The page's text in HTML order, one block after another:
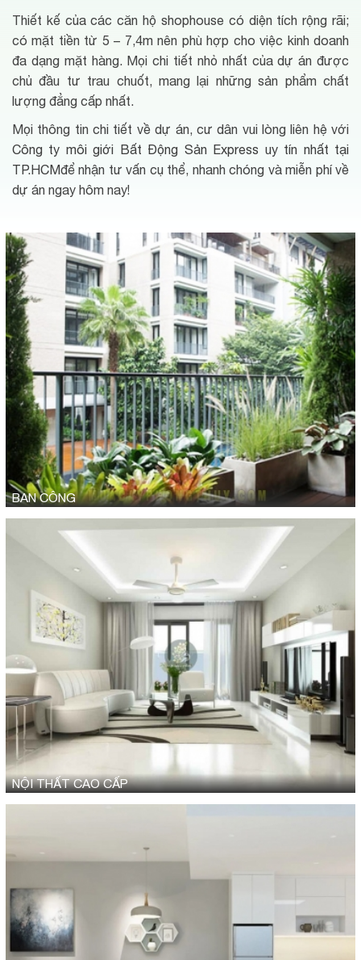
Thiết kế của các căn hộ shophouse có diện tích rộng rãi;
có mặt tiền từ 5 – 7,4m nên phù hợp cho việc kinh doanh
đa dạng mặt hàng. Mọi chi tiết nhỏ nhất của dự án được
chủ đầu tư trau chuốt, mang lại những sản phẩm chất
lượng đẳng cấp nhất.
Mọi thông tin chi tiết về dự án, cư dân vui lòng liên hệ với
Công ty môi giới Bất Động Sản Express uy tín nhất tại
TP.HCMđể nhận tư vấn cụ thể, nhanh chóng và miễn phí về
dự án ngay hôm nay!
BAN CÔNG
NỘI THẤT CAO CẤP